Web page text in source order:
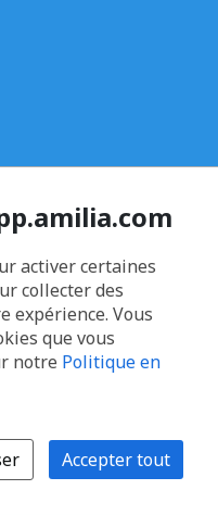
activer certaines
collecter des
expérience. Vous
que vous
notre Politique en
Accepter tout